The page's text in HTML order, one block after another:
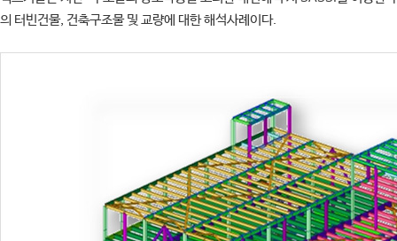
의 터빈건물, 건축구조물 및 교량에 대한 해석사례이다.